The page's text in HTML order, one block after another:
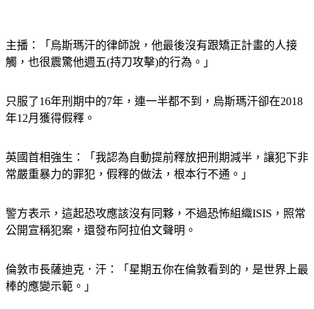
主播：「烏斯瑪汗的律師說，他最後沒有跟矯正計畫的人接
觸，也很震驚他週五(持刀攻擊)的行為。」
只服了16年刑期中的7年，連一半都不到，烏斯瑪汗卻在2018
年12月獲得假釋。
英國首相強生：「我認為自動提前釋放把刑期減半，讓犯下非
常嚴重暴力的罪犯，假釋的做法，根本行不通。」
警方表示，這起恐攻應該沒有同夥，不過恐怖組織ISIS，照常
公開宣稱犯案，還發布阿拉伯文聲明。
倫敦市長薩迪克．汗：「星期五你在倫敦看到的，是世界上最
棒的應變示範。」